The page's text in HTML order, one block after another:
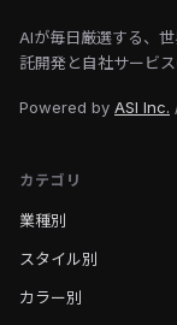
AIが毎日厳選する、
託開発と自社サービス
Powered by ASI Inc.
カテゴリ
業種別
スタイル別
カラー別